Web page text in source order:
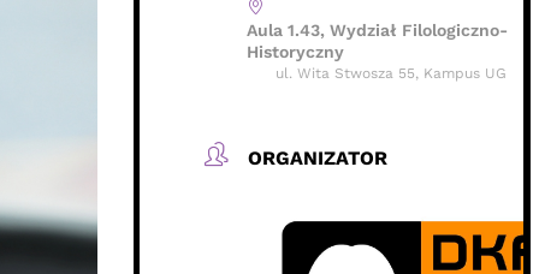
Aula 1.43, Wydział Filologiczno-
Historyczny
ul. Wita Stwosza 55, Kampus UG
ORGANIZATOR